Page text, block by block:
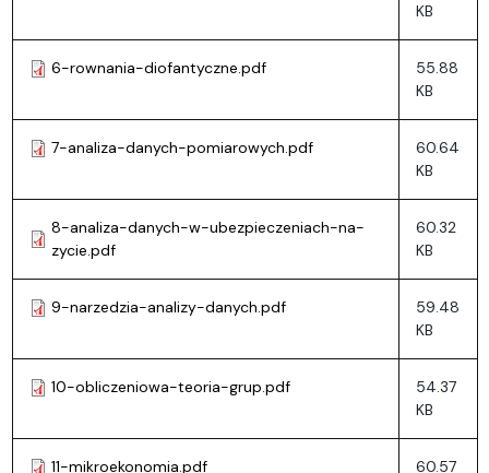
KB
6-rownania-diofantyczne.pdf
55.88
KB
7-analiza-danych-pomiarowych.pdf
60.64
KB
8-analiza-danych-w-ubezpieczeniach-na-
zycie.pdf
60.32
KB
9-narzedzia-analizy-danych.pdf
59.48
KB
10-obliczeniowa-teoria-grup.pdf
54.37
KB
11-mikroekonomia.pdf 60.57